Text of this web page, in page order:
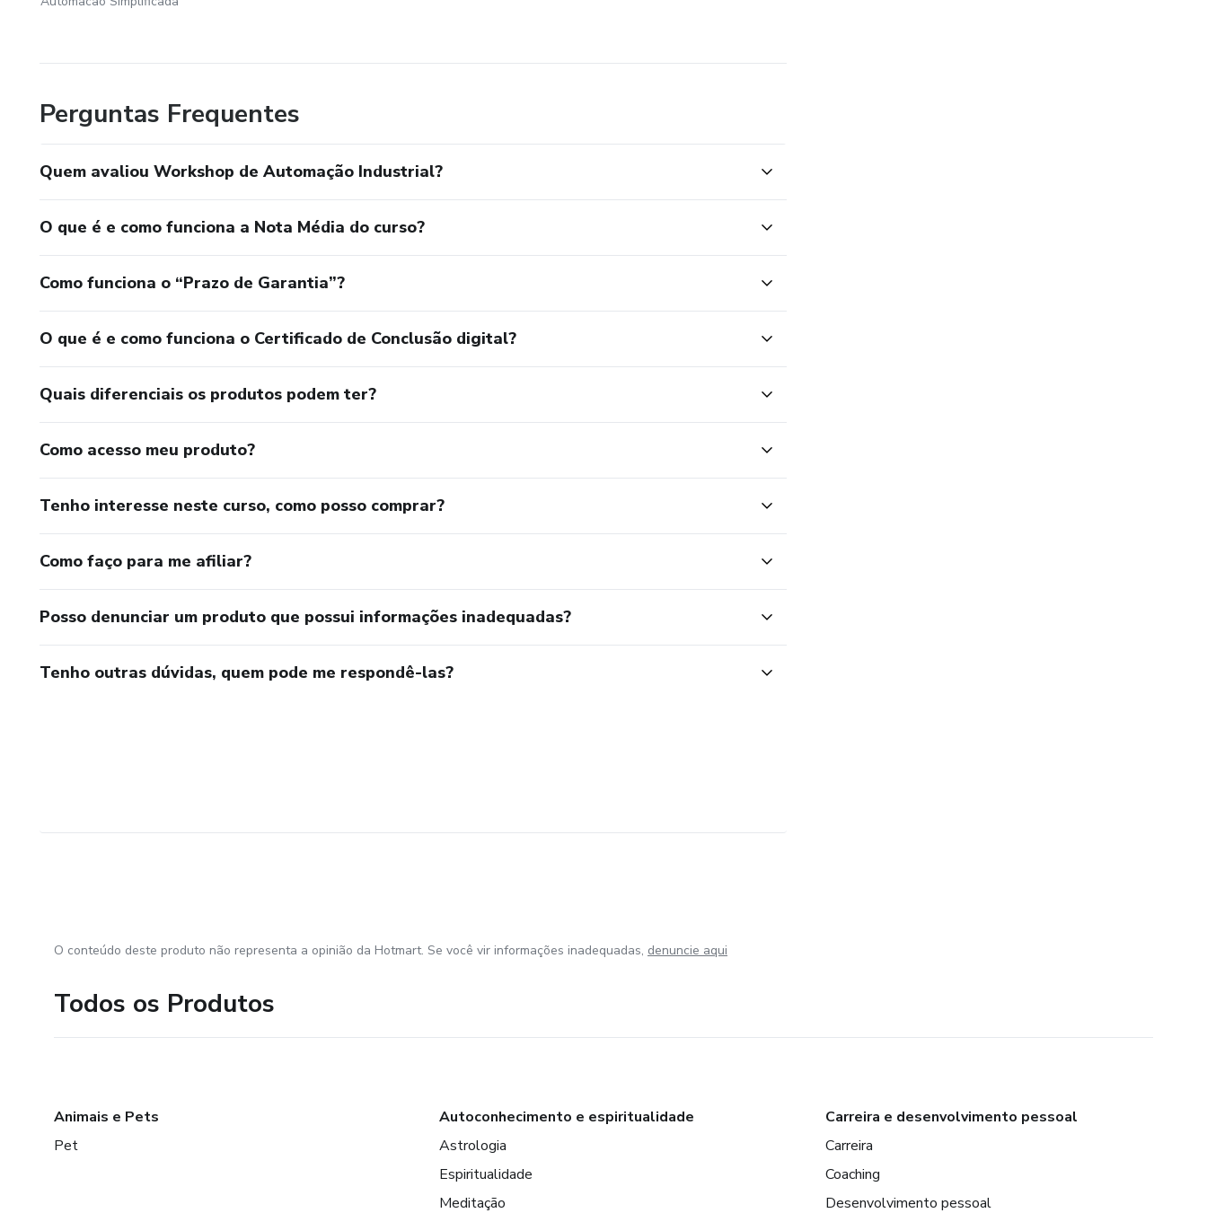
Perguntas Frequentes
Quem avaliou Workshop de Automação Industrial?
O que é e como funciona a Nota Média do curso?
Como funciona o “Prazo de Garantia”?
O que é e como funciona o Certificado de Conclusão digital?
Quais diferenciais os produtos podem ter?
Como acesso meu produto?
Tenho interesse neste curso, como posso comprar?
Como faço para me afiliar?
Posso denunciar um produto que possui informações inadequadas?
Tenho outras dúvidas, quem pode me respondê-las?
O conteúdo deste produto não representa a opinião da Hotmart. Se você vir informações inadequadas, denuncie aqui
Todos os Produtos
Animais e Pets
Pet
Autoconhecimento e espiritualidade
Astrologia
Espiritualidade
Meditação
Carreira e desenvolvimento pessoal
Carreira
Coaching
Desenvolvimento pessoal